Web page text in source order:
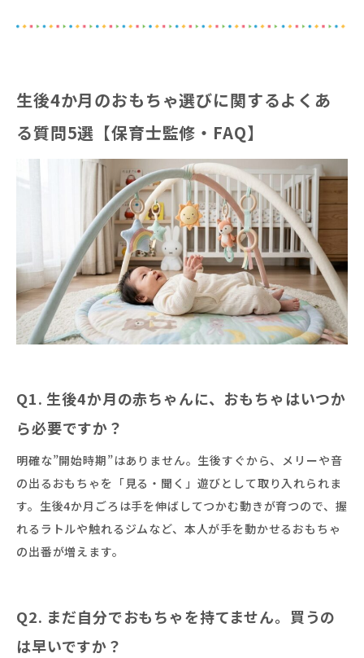
生後4か月のおもちゃ選びに関するよくあ
る質問5選【保育士監修・FAQ】
Q1. 生後4か月の赤ちゃんに、おもちゃはいつか
ら必要ですか？
明確な”開始時期”はありません。生後すぐから、メリーや音
の出るおもちゃを「見る・聞く」遊びとして取り入れられま
す。生後4か月ごろは手を伸ばしてつかむ動きが育つので、握
れるラトルや触れるジムなど、本人が手を動かせるおもちゃ
の出番が増えます。
Q2. まだ自分でおもちゃを持てません。買うの
は早いですか？